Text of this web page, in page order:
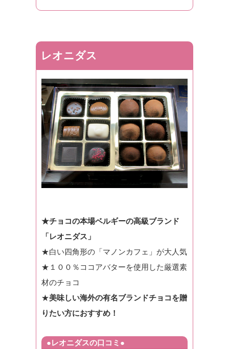
レオニダス
★チョコの本場ベルギーの高級ブランド
「レオニダス」
★白い四角形の「マノンカフェ」が大人気
★１００％ココアバターを使用した厳選素
材のチョコ
★美味しい海外の有名ブランドチョコを贈
りたい方におすすめ！
●レオニダスの口コミ●